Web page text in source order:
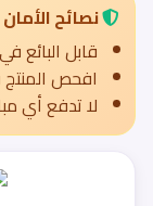
نصائح الأمان
قابل البائع
افحص المنتج
لا تدفع أي